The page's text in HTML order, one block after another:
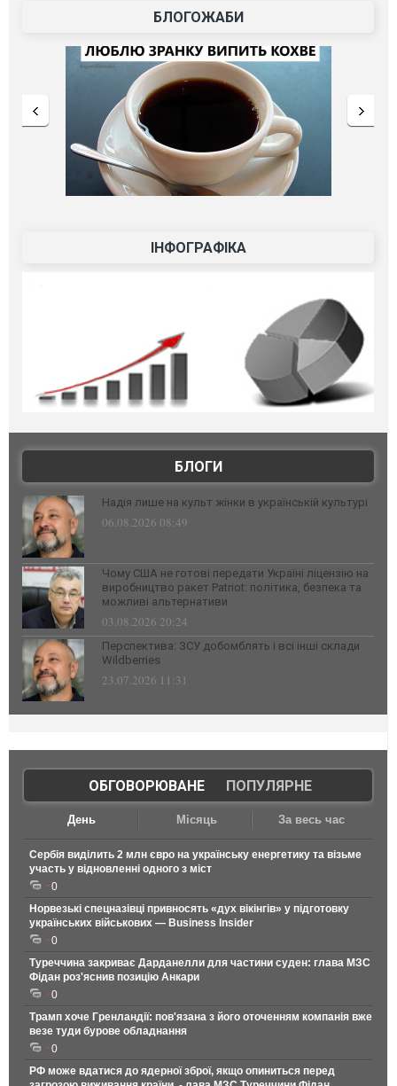
БЛОГОЖАБИ
ІНФОГРАФІКА
БЛОГИ
Надія лише на культ жінки в українській культурі
06.08.2026 08:49
Чому США не готові передати Україні ліцензію на
виробництво ракет Patriot: політика, безпека та
можливі альтернативи
03.08.2026 20:24
Перспектива: ЗСУ добомблять і всі інші склади
Wildberries
23.07.2026 11:31
ОБГОВОРЮВАНЕ| ПОПУЛЯРНЕ
День Місяць За весь час
Сербія виділить 2 млн євро на українську енергетику та візьме
участь у відновленні одного з міст
0
Норвезькі спецназівці привносять «дух вікінгів» у підготовку
українських військових — Business Insider
0
Туреччина закриває Дарданелли для частини суден: глава МЗС
Фідан роз'яснив позицію Анкари
0
Трамп хоче Гренландії: пов'язана з його оточенням компанія вже
везе туди бурове обладнання
0
РФ може вдатися до ядерної зброї, якщо опиниться перед